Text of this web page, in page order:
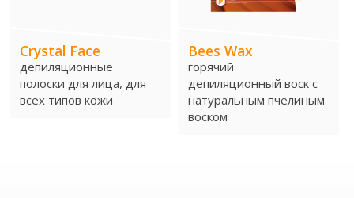
Crystal Face
депиляционные
полоски для лица, для
всех типов кожи
Bees Wax
горячий
депиляционный воск с
натуральным пчелиным
воском